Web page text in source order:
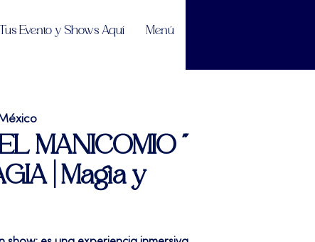
Evento y Shows Aquí Menú
MANICOMIO "
| Magia y